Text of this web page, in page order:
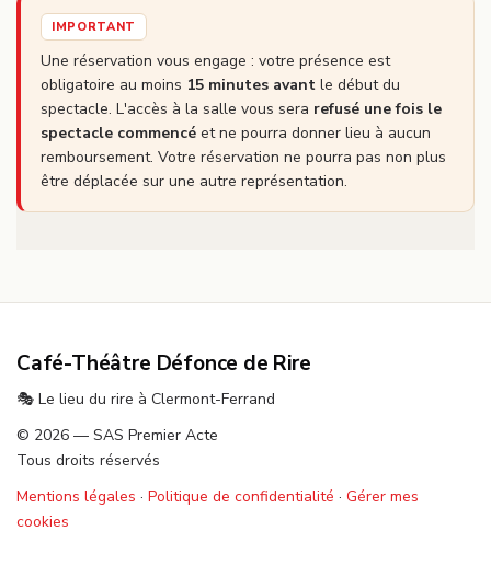
IMPORTANT
Une réservation vous engage : votre présence est
obligatoire au moins 15 minutes avant le début du
spectacle. L'accès à la salle vous sera refusé une fois le
spectacle commencé et ne pourra donner lieu à aucun
remboursement. Votre réservation ne pourra pas non plus
être déplacée sur une autre représentation.
Café-Théâtre Défonce de Rire
🎭 Le lieu du rire à Clermont-Ferrand
© 2026 — SAS Premier Acte
Tous droits réservés
Mentions légales · Politique de confidentialité · Gérer mes
cookies